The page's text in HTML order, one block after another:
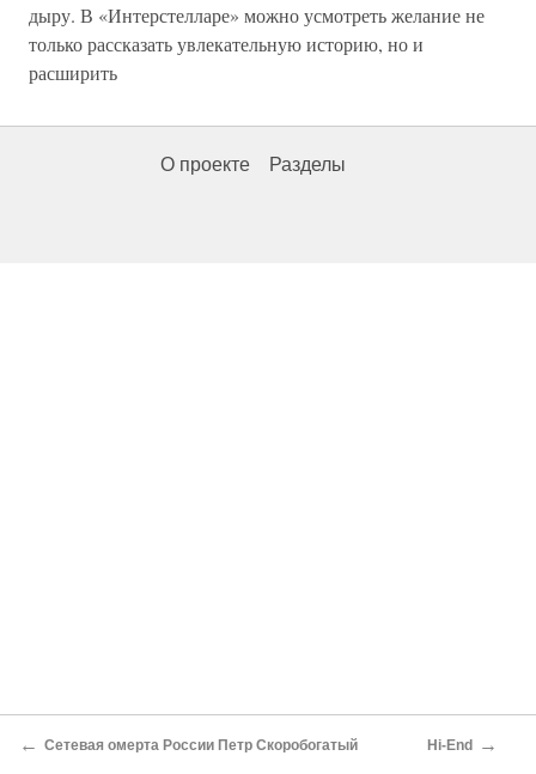
дыру. В «Интерстелларе» можно усмотреть желание не
только рассказать увлекательную историю, но и
расширить
О проекте Разделы
← Сетевая омерта России Петр Скоробогатый Hi-End →